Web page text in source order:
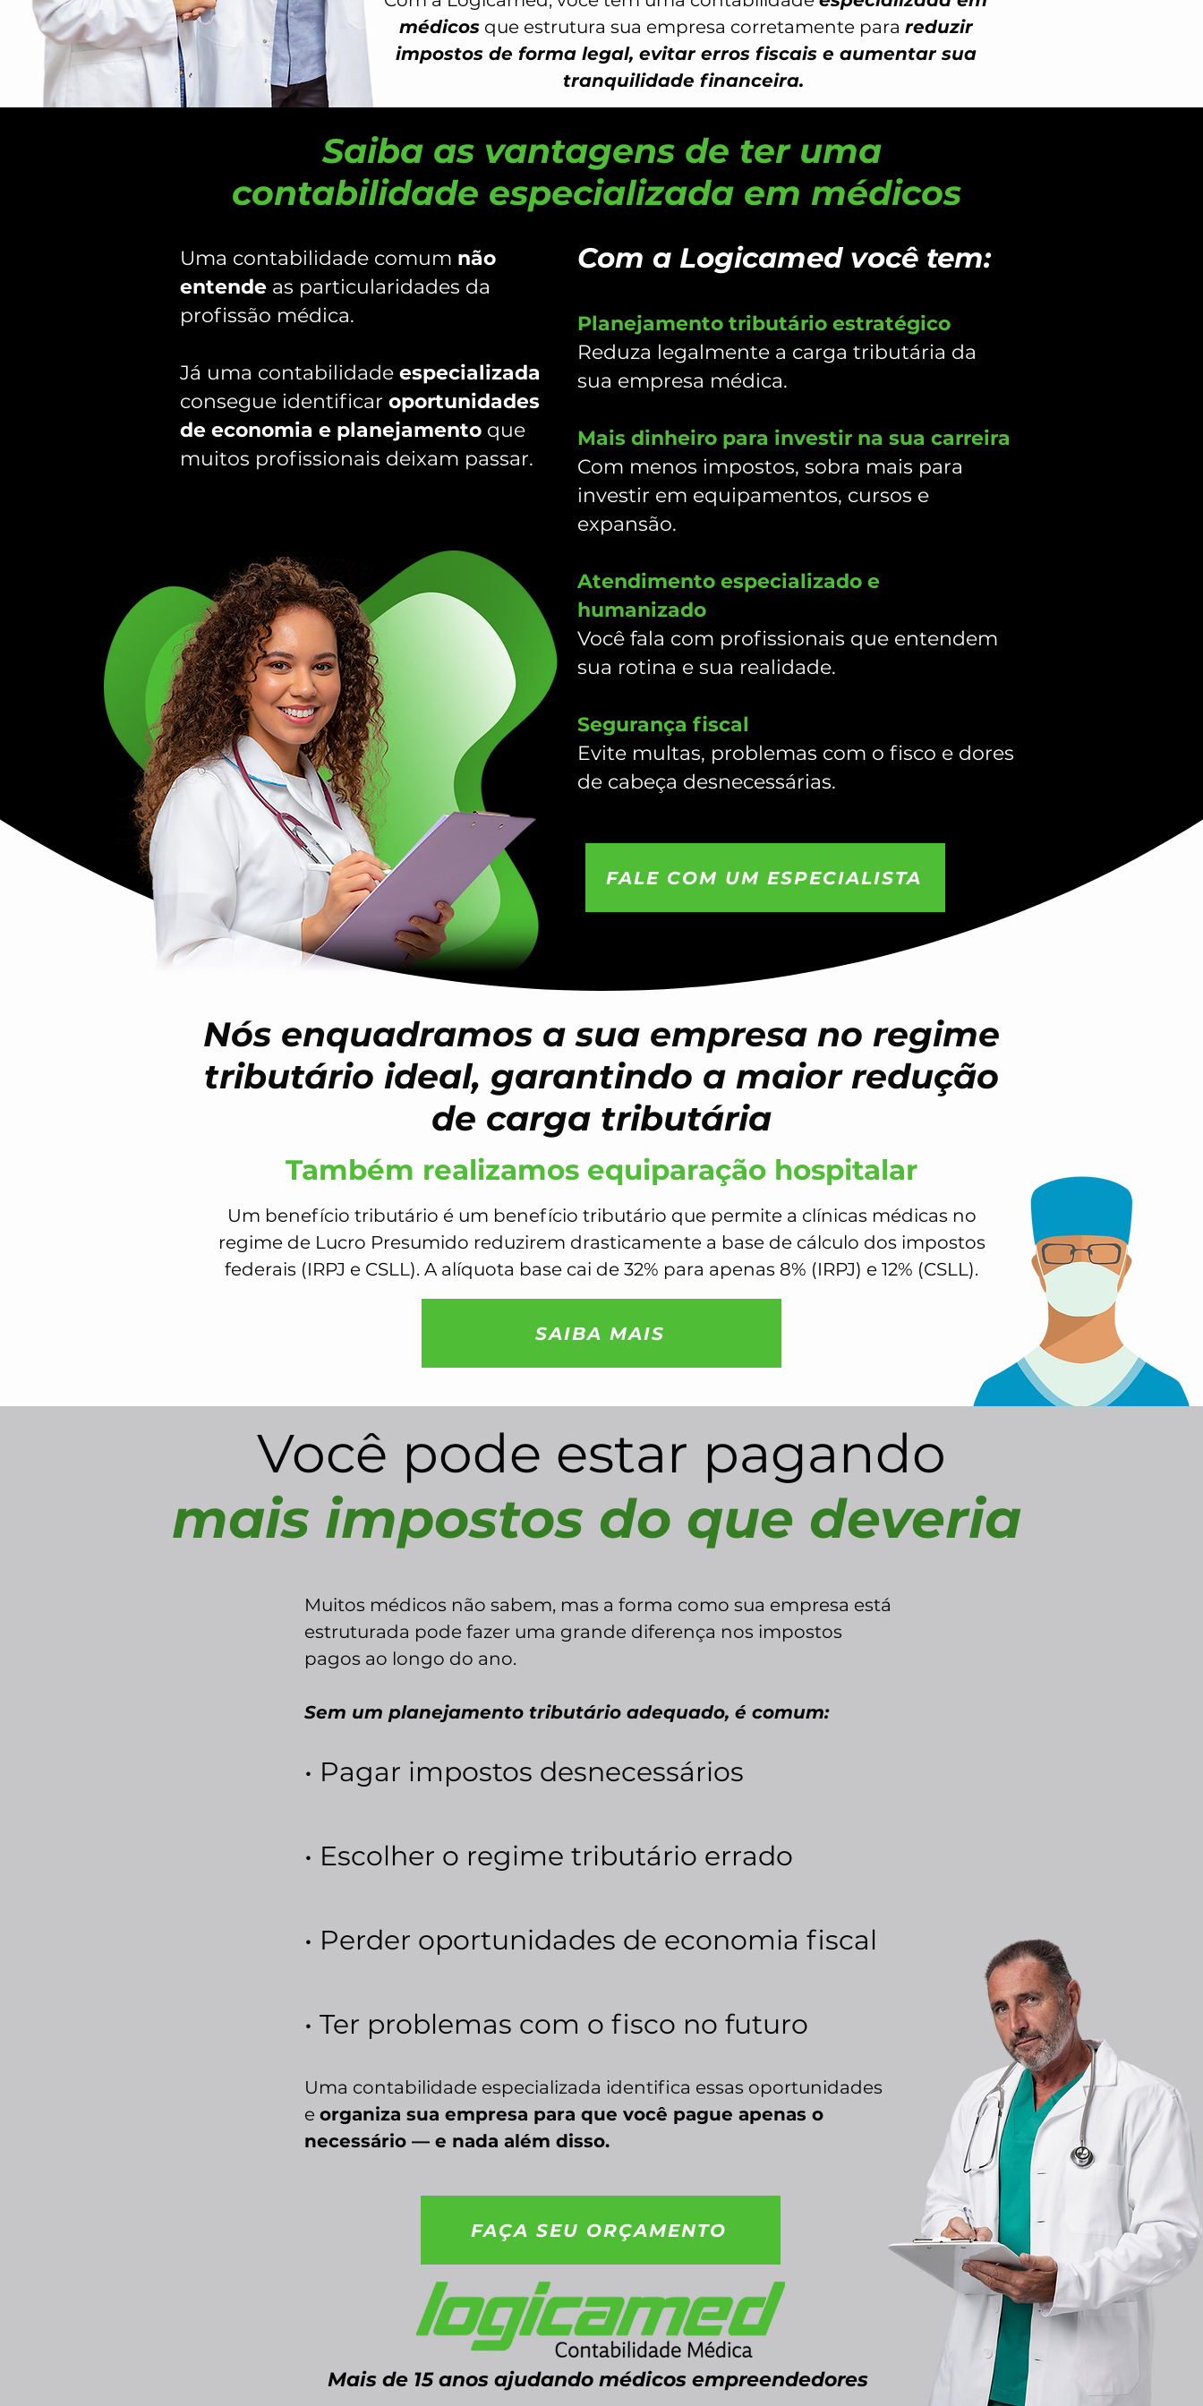
médicosque estrutura sua empresa corretamente para reduzir
impostos de forma legal, evitar erros fiscais e aumentar sua
tranquilidade financeira. ​
Saiba as vantagens de ter uma
contabilidade especializada em médicos
Uma contabilidade comum não
entende as particularidades da
profissão médica.
Já uma contabilidade especializada
consegue identificar oportunidades
de economia e planejamento que
muitos profissionais deixam passar.
Com a Logicamed você tem:
Planejamento tributário estratégico
Reduza legalmente a carga tributária da
sua empresa médica.
Mais dinheiro para investir na sua carreira
Com menos impostos, sobra mais para
investir em equipamentos, cursos e
expansão.
Atendimento especializado e
humanizado
Você fala com profissionais que entendem
sua rotina e sua realidade.
Segurança fiscal
Evite multas, problemas com o fisco e dores
de cabeça desnecessárias.
FALE COM UM ESPECIALISTA
Nós enquadramos a sua empresa no regime
tributário ideal, garantindo a maior redução
de carga tributária
Também realizamos equiparação hospitalar
Um benefício tributário é um benefício tributário que permite a clínicas médicas no
regime de Lucro Presumido reduzirem drasticamente a base de cálculo dos impostos
federais (IRPJ e CSLL). A alíquota base cai de 32% para apenas 8% (IRPJ) e 12% (CSLL).
SAIBA MAIS
Você pode estar pagando
mais impostos do que deveria
Muitos médicos não sabem, mas a forma como sua empresa está
estruturada pode fazer uma grande diferença nos impostos
pagos ao longo do ano.
Sem um planejamento tributário adequado, é comum:
• Pagar impostos desnecessários
• Escolher o regime tributário errado
• Perder oportunidades de economia fiscal
• Ter problemas com o fisco no futuro
Uma contabilidade especializada identifica essas oportunidades
e organiza sua empresa para que você pague apenas o
necessário — e nada além disso.
FAÇA SEU ORÇAMENTO
Mais de 15 anos ajudando médicos empreendedores